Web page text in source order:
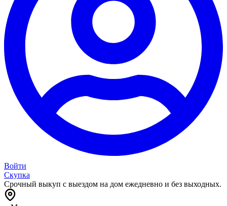
Войти
Скупка
Срочный выкуп с выездом на дом ежедневно и без выходных.